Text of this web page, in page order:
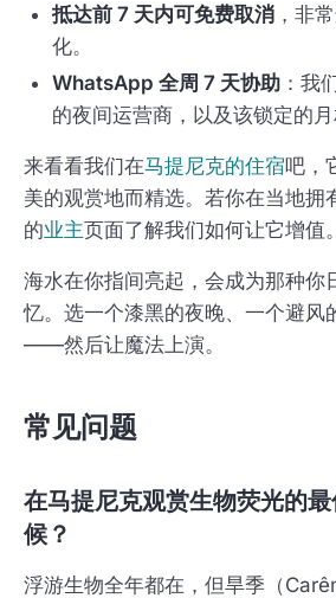
抵达前 7 天内可免费取消 ，非
化。
WhatsApp 全周 7 天协助 ：我
的夜间运营商，以及该锁定的月
来看看我们在马提尼克的住宿吧，
美的观赏地而精选。若你在当地拥
的业主页面了解我们如何让它增值。
海水在你指间亮起，会成为那种你
忆。选一个漆黑的夜晚、一个避风
——然后让魔法上演。
常见问题
在马提尼克观赏生物荧光的
候？
浮游生物全年都在，但旱季（